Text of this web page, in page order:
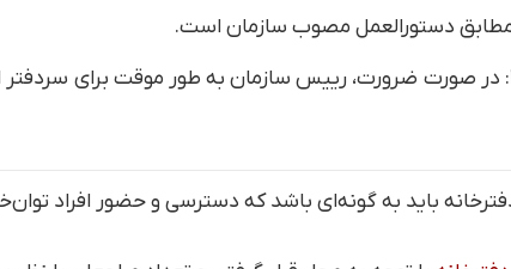
دستورالعمل مصوب سازمان است.
تبصره ۳: در صورت ضرورت، رییس سازمان به طور موقت برای
باید به گونه‌ای باشد که دسترسی و حضور افراد